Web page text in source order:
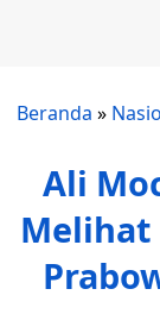
Beranda »
Ali
Melihat